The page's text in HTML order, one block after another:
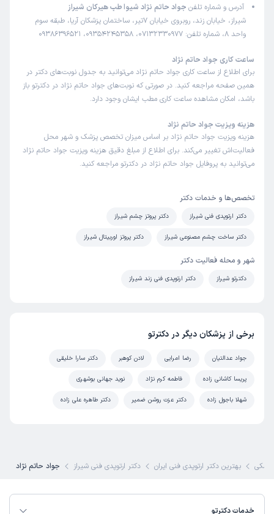
آدرس و شماره تلفن جواد حاتم نژاد شیوا طب هیرکان شیراز
شیراز، خیابان زند، روبروی خیابان 7تیر، ساختمان پزشکان آریا، طبقه سوم
واحد 8، شماره تلفن: 07132330977، 09354245358، 09386396521
ساعت کاری جواد حاتم نژاد
برای اطلاع از ساعت کاری جواد حاتم نژاد می‌توانید به جدول نوبت‌های دکتر در
همین صفحه مراجعه کنید. در صورتی که نوبت‌های جواد حاتم نژاد در دکترتو باز
باشد، امکان مشاهده ساعت کاری مطب ایشان وجود دارد.
هزینه ویزیت جواد حاتم نژاد
هزینه ویزیت جواد حاتم نژاد بر اساس میزان تخصص پزشک و شهر محل
فعالیت‌اش تغییر می‌کند. برای اطلاع از مبلغ دقیق هزینه ویزیت جواد حاتم نژاد
می‌توانید به پروفایل جواد حاتم نژاد در دکترتو مراجعه کنید.
تخصص‌ها و خدمات دکتر
دکتر ارتوپدی فنی شیراز دکتر پروتز چشم شیراز
دکتر ساخت چشم مصنوعی شیراز دکتر پروتز اوربیتال شیراز
شهر و محله فعالیت دکتر
دکترتو شیراز دکتر ارتوپدی فنی زند شیراز
برخی از پزشکان دیگر در دکترتو
جواد عدالتیان رضا امرایی لادن کوهبر دکتر سارا خلیقی
پریسا کاشانی زاده فاطمه کرم نژاد نوید جهانی بوشهری
شهلا باجول زاده دکتر عزت روشن ضمیر دکتر طاهره علی زاده
بهترین دکتر ارتوپدی فنی ایران دکتر ارتوپدی فنی شیراز جواد حاتم نژاد
خدمات دکترتو